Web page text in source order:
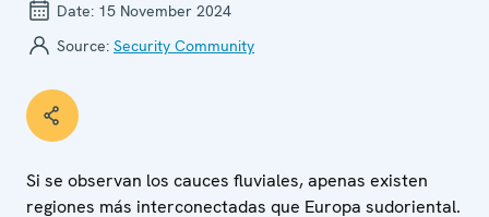
Date: 15 November 2024
Source: Security Community
Si se observan los cauces fluviales, apenas existen
regiones más interconectadas que Europa sudoriental.